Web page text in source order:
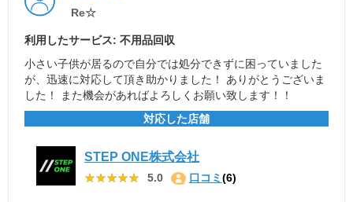
Re☆
利用したサービス: 不用品回収
小さい子供が居るので自分では処分できずに困っていました
が、迅速に対応して頂き助かりました！ ありがとうございま
した！ また機会があればよろしくお願い致します！！
対応した店舗
STEP ONE株式会社
★★★★★
★★★★★ 5.0 口コミ (6)